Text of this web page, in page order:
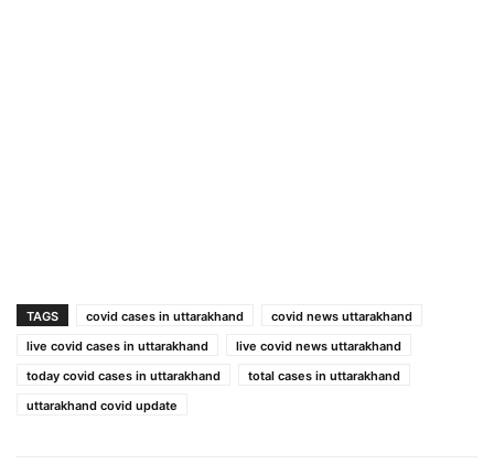
TAGS covid cases in uttarakhand
covid news uttarakhand
live covid cases in uttarakhand
live covid news uttarakhand
today covid cases in uttarakhand
total cases in uttarakhand
uttarakhand covid update